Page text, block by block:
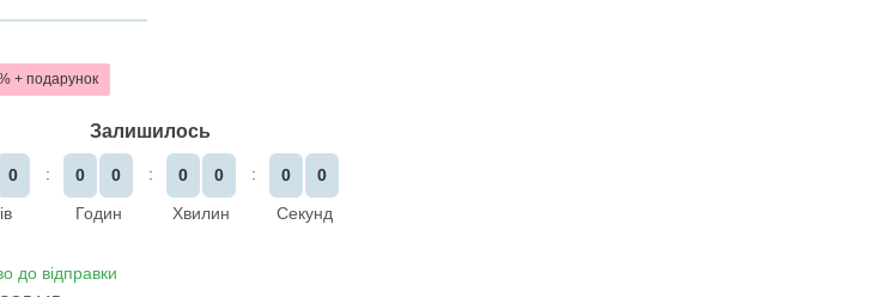
Залишилось
0
0
0
Годин
0
0
Хвилин
0
0
Секунд
до відправки